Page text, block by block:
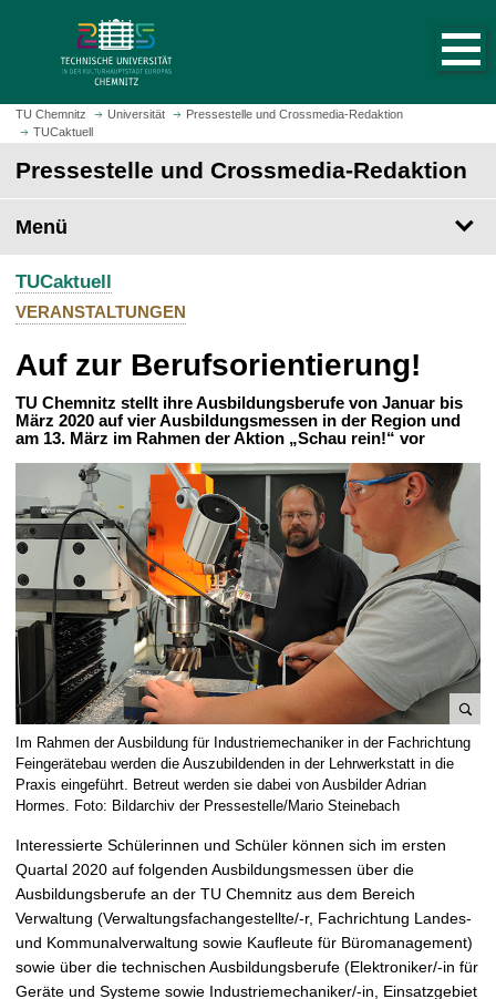
m
H
t
s
i
e
a
u
f
r
f
e
n
TU Chemnitz Universität
Pressestelle und Crossmedia-Redaktion
TUCaktuell
Pressestelle und Crossmedia-Redaktion
Menü
TUCaktuell
VERANSTALTUNGEN
Auf zur Berufsorientierung!
TU Chemnitz stellt ihre Ausbildungsberufe von Januar bis
März 2020 auf vier Ausbildungsmessen in der Region und
am 13. März im Rahmen der Aktion „Schau rein!“ vor
B
i
l
d
Im Rahmen der Ausbildung für Industriemechaniker in der Fachrichtung
Feingerätebau werden die Auszubildenden in der Lehrwerkstatt in die
Praxis eingeführt. Betreut werden sie dabei von Ausbilder Adrian
Hormes. Foto: Bildarchiv der Pressestelle/Mario Steinebach
Interessierte Schülerinnen und Schüler können sich im ersten
Quartal 2020 auf folgenden Ausbildungsmessen über die
Ausbildungsberufe an der TU Chemnitz aus dem Bereich
Verwaltung (Verwaltungsfachangestellte/-r, Fachrichtung Landes-
und Kommunalverwaltung sowie Kaufleute für Büromanagement)
sowie über die technischen Ausbildungsberufe (Elektroniker/-in für
Geräte und Systeme sowie Industriemechaniker/-in, Einsatzgebiet